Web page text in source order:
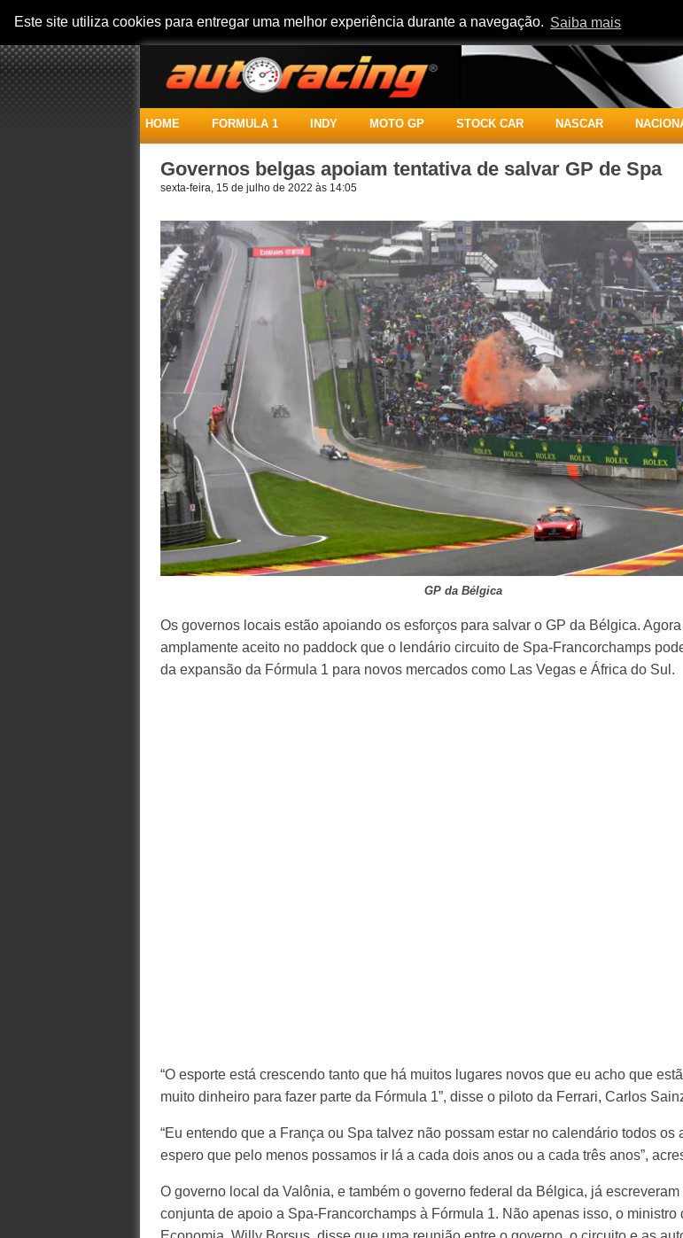
Este site utiliza cookies para entregar uma melhor experiência durante a navegação. Saiba mais
HOME FORMULA 1 INDY MOTO GP STOCK CAR NASCAR
Governos belgas apoiam tentativa de salvar GP de Spa
sexta-feira, 15 de julho de 2022 às 14:05
GP da Bélgica
Os governos locais estão apoiando os esforços para salvar o GP da Bélgica. Agora
amplamente aceito no paddock que o lendário circuito de Spa-Francorchamps
da expansão da Fórmula 1 para novos mercados como Las Vegas e África do Sul.
“O esporte está crescendo tanto que há muitos lugares novos que eu acho que
muito dinheiro para fazer parte da Fórmula 1”, disse o piloto da Ferrari, Carlos
“Eu entendo que a França ou Spa talvez não possam estar no calendário todos os
espero que pelo menos possamos ir lá a cada dois anos ou a cada três anos”,
O governo local da Valônia, e também o governo federal da Bélgica, já escreveram
conjunta de apoio a Spa-Francorchamps à Fórmula 1. Não apenas isso, o ministro